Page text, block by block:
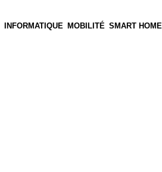
INFORMATIQUE MOBILITÉ SMART HOME